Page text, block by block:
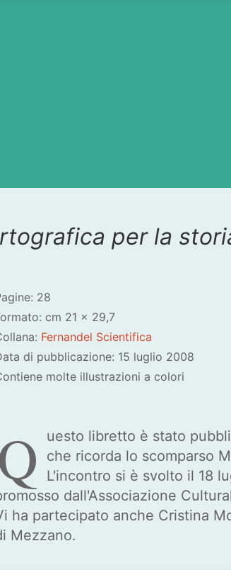
per la
28
cm 21 × 29,7
Fernandel Scientifica
di pubblicazione: 15 luglio 2008
molte illustrazioni a colori
uesto libretto è stato
che ricorda lo scomparso
L'incontro si è svolto il 18
dall'Associazione
ha partecipato anche Cristina
Mezzano.